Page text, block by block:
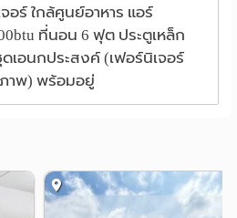
1.2 กม.
กม.
2.1 กม.
2.2 กม.
รพ.มิตรไมตรี 3.2 กม.
จอร์ ใกล้ศูนย์อาหาร แอร์
ที่นอน 6 ฟุต ประตูเหล็ก
ดเอนกประสงค์ (เฟอร์นิเจอร์
าพ) พร้อมอยู่